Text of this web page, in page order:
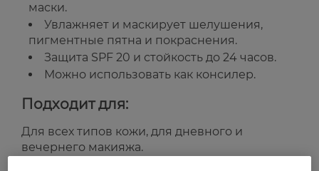
маски.
Увлажняет и маскирует шелушения,
пигментные пятна и покраснения.
Защита SPF 20 и стойкость до 24 часов.
Можно использовать как консилер.
Подходит для:
Для всех типов кожи, для дневного и
вечернего макияжа.